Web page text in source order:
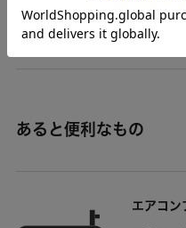
途に合っ
ページへ
あると便利なもの
エアコン